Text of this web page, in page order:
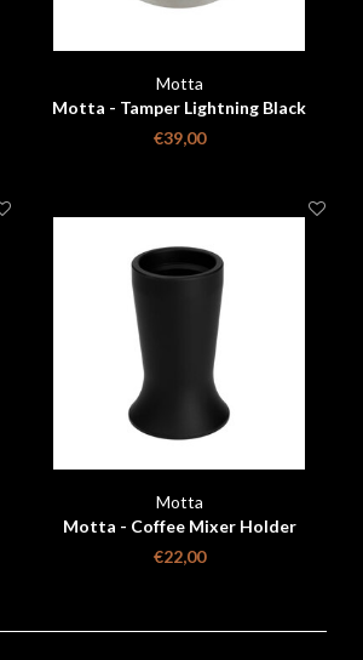
Motta
Motta - Tamper Lightning Black
58mm
€39,00
Motta
Motta - Coffee Mixer Holder
€22,00